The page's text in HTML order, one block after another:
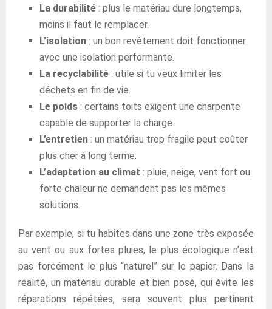
La durabilité : plus le matériau dure longtemps,
moins il faut le remplacer.
L’isolation : un bon revêtement doit fonctionner
avec une isolation performante.
La recyclabilité : utile si tu veux limiter les
déchets en fin de vie.
Le poids : certains toits exigent une charpente
capable de supporter la charge.
L’entretien : un matériau trop fragile peut coûter
plus cher à long terme.
L’adaptation au climat : pluie, neige, vent fort ou
forte chaleur ne demandent pas les mêmes
solutions.
Par exemple, si tu habites dans une zone très exposée
au vent ou aux fortes pluies, le plus écologique n’est
pas forcément le plus “naturel” sur le papier. Dans la
réalité, un matériau durable et bien posé, qui évite les
réparations répétées, sera souvent plus pertinent